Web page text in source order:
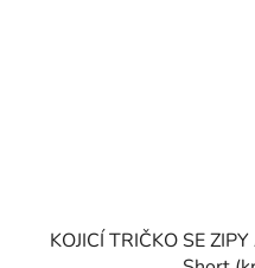
KOJICÍ TRIČKO SE